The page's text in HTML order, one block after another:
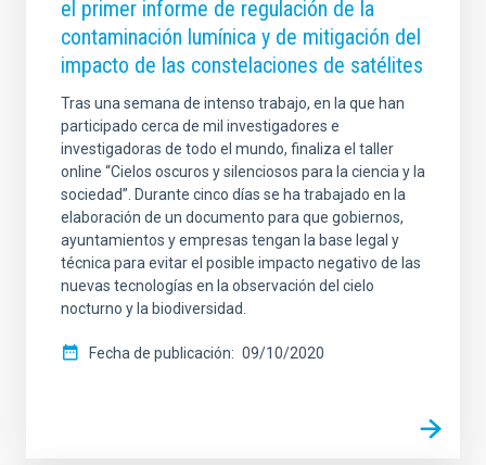
el primer informe de regulación de la
contaminación lumínica y de mitigación del
impacto de las constelaciones de satélites
Tras una semana de intenso trabajo, en la que han
participado cerca de mil investigadores e
investigadoras de todo el mundo, finaliza el taller
online “Cielos oscuros y silenciosos para la ciencia y la
sociedad”. Durante cinco días se ha trabajado en la
elaboración de un documento para que gobiernos,
ayuntamientos y empresas tengan la base legal y
técnica para evitar el posible impacto negativo de las
nuevas tecnologías en la observación del cielo
nocturno y la biodiversidad.
Fecha de publicación 09/10/2020